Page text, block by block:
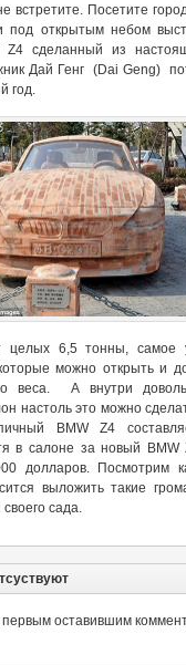
встретите. Посетите
под открытым небом
Z4 сделанный из
Дай Генг (Dai Geng)
год.
целых 6,5 тонны, самое
можно открыть и
веса. А внутри
настоль это можно
BMW Z4
в салоне за новый BMW
долларов. Посмотрим
выложить такие
сада.
оставившим